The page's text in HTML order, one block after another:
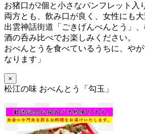
お猪口が2個と小さなパンフレット入
両方とも、飲み口が良く、女性にも大
出雲神話街道「ごきげんべんとう」
酒の呑み比べでお楽しみください。
おべんとうを食べているうちに、 や
なります」
×
松江の味 おべんとう「勾玉」